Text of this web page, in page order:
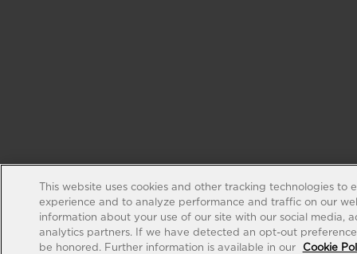
This website uses cookies and other tracking technologies to
experience and to analyze performance and traffic on our
information about your use of our site with our social media,
analytics partners. If we have detected an opt-out
be honored. Further information is available in our
Cookie